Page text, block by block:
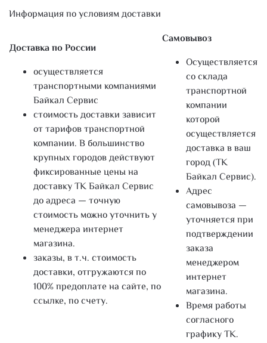
Информация по условиям доставки
Доставка по России
осуществляется
транспортными компаниями
Байкал Сервис
стоимость доставки зависит
от тарифов транспортной
компании. В большинство
крупных городов действуют
фиксированные цены на
доставку ТК Байкал Сервис
до адреса — точную
стоимость можно уточнить у
менеджера интернет
магазина.
заказы, в т.ч. стоимость
доставки, отгружаются по
100% предоплате на сайте, по
ссылке, по счету.
Самовывоз
Осуществляется
со склада
транспортной
компании
которой
осуществляется
доставка в ваш
город (ТК
Байкал Сервис).
Адрес
самовывоза —
уточняется при
подтверждении
заказа
менеджером
интернет
магазина.
Время работы
согласного
графику ТК.